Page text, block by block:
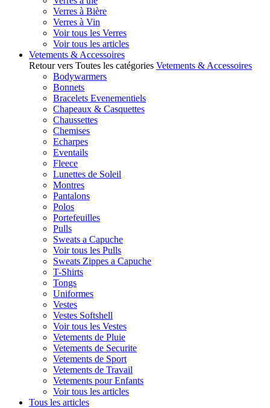
Verres à Bière
Verres à Vin
Voir tous les Verres
Voir tous les articles
Vetements & Accessoires
Retour vers Toutes les catégories Vetements & Accessoires
Bodywarmers
Bonnets
Bracelets Evenementiels
Chapeaux & Casquettes
Chaussettes
Chemises
Echarpes
Eventails
Fleece
Lunettes de Soleil
Montres
Pantalons
Polos
Portefeuilles
Pulls
Sweats a Capuche
Voir tous les Pulls
Sweats Zippes a Capuche
T-Shirts
Tongs
Uniformes
Vestes
Vestes Softshell
Voir tous les Vestes
Vetements de Pluie
Vetements de Securite
Vetements de Sport
Vetements de Travail
Vetements pour Enfants
Voir tous les articles
Tous les articles